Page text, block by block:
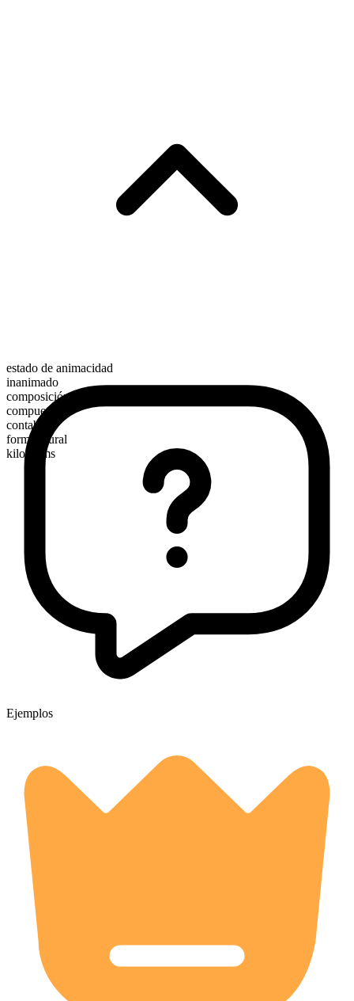
estado de animacidad
inanimado
composición morfológica
compuesto
contable
forma plural
kilograms
Ejemplos